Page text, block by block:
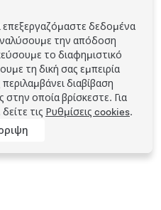
επεξεργαζόμαστε δεδομένα
την απόδοση
το διαφημιστικό
τη δική σας εμπειρία
διαβίβαση
οποία βρίσκεστε. Για
τις Ρυθμίσεις cookies.